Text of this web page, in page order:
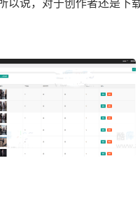
说，对于创作者还是下